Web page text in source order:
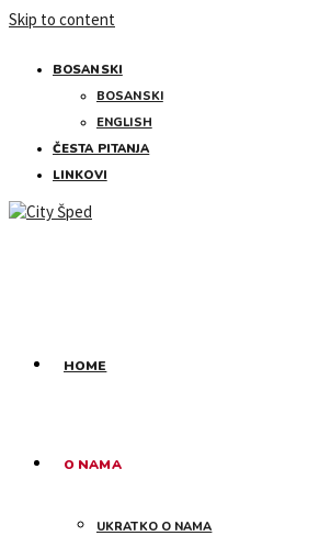
Skip to content
BOSANSKI
BOSANSKI
ENGLISH
ČESTA PITANJA
LINKOVI
HOME
O NAMA
UKRATKO O NAMA